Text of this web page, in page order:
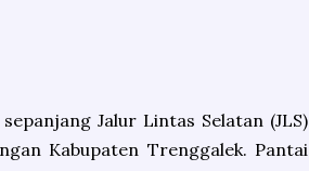
Jalur Lintas Selatan (JLS)
Kabupaten Trenggalek. Pantai